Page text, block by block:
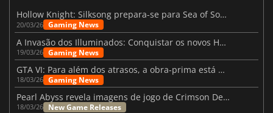
Hollow Knight: Silksong prepara-se para Sea of Sorrow com um patch
20/03/26 Gaming News
A Invasão dos Illuminados: Conquistar os novos Helldivers 2 Atualização!
19/03/26 Gaming News
GTA VI: Para além dos atrasos, a obra-prima está quase a chegar
18/03/26 Gaming News
Pearl Abyss revela imagens de jogo de Crimson Desert para a PS5
18/03/26 New Game Releases